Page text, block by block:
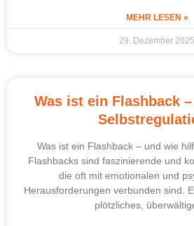
MEHR LESEN »
29. Dezember 2025
Was ist ein Flashback
Was ist ein Flashback – und wie
Flashbacks sind faszinierende und
die oft mit emotionalen und
Herausforderungen verbunden sind.
plötzliches,